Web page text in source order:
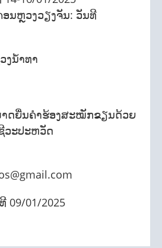
ອນຫຼວງວຽງຈັນ: ວັນທີ
ງນໍ້າທາ
ດຍື່ນຄໍາຮ້ອງສະໝັກຂຽນດ້ວຍ
ວະປະຫວັດ
09/01/2025